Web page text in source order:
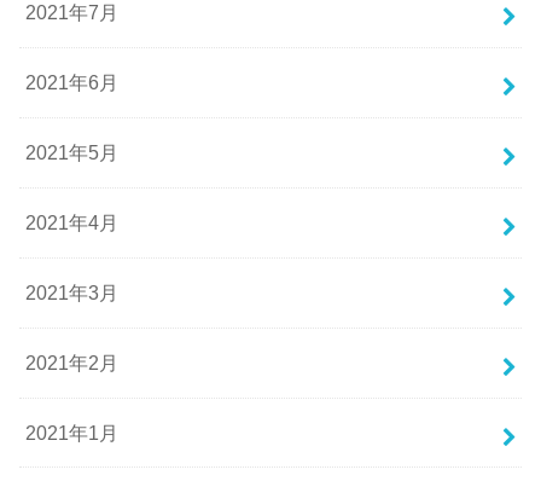
2021年7月
2021年6月
2021年5月
2021年4月
2021年3月
2021年2月
2021年1月